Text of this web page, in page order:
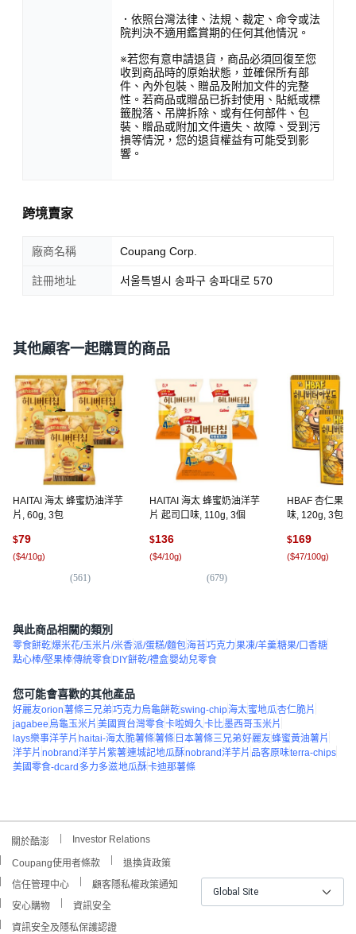
．依照台灣法律、法規、裁定、命令或法
院判決不適用鑑賞期的任何其他情況。
※若您有意申請退貨，商品必須回復至您
收到商品時的原始狀態，並確保所有部
件、內外包裝、贈品及附加文件的完整
性。若商品或贈品已拆封使用、貼紙或標
籤脫落、吊牌拆除、或有任何部件、包
裝、贈品或附加文件遺失、故障、受到污
損等情況，您的退貨權益有可能受到影
響。
跨境賣家
廠商名稱 Coupang Corp.
註冊地址 서울특별시 송파구 송파대로 570
其他顧客一起購買的商品
HAITAI 海太 蜂蜜奶油洋芋
片, 60g, 3包
$79
($4/10g)
(561)
HAITAI 海太 蜂蜜奶油洋芋
片 起司口味, 110g, 3個
$136
($4/10g)
(679)
HBAF 杏仁果
味, 120g, 3包
$169
($47/100g)
與此商品相關的類別
零食餅乾爆米花/玉米片/米香派/蛋糕/麵包海苔巧克力果凍/羊羹糖果/口香糖
點心棒/堅果棒傳統零食 DIY餅乾/禮盒嬰幼兒零食
您可能會喜歡的其他產品
好麗友orion薯條三兄弟巧克力烏龜餅乾swing-chip海太蜜地瓜杏仁脆片
jagabee 烏龜玉米片 美國買台灣零食卡啦姆久卡比墨西哥玉米片
lays樂事洋芋片 haitai-海太脆薯條薯條 日本薯條三兄弟好麗友蜂蜜黃油薯片
洋芋片 nobrand洋芋片紫薯連城記地瓜酥nobrand洋芋片 品客原味terra-chips
美國零食-dcard 多力多滋地瓜酥卡迪那薯條
關於酷澎 Investor Relations
Coupang使用者條款
退換貨政策
信任管理中心
顧客隱私權政策通知
安心購物
資訊安全
資訊安全及隱私保護認證
Global Site